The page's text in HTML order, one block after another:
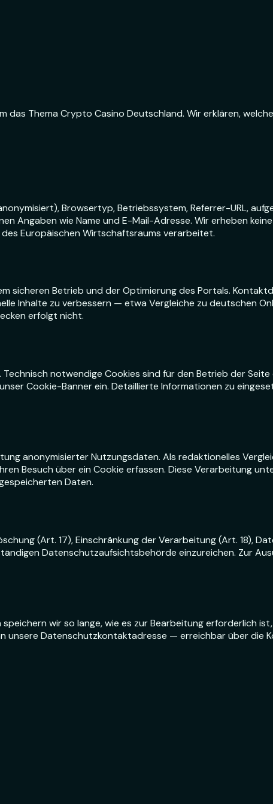
Thema Crypto Casino Deutschland. Wir erklären,
Browsertyp, Betriebssystem, Referrer-URL,
Angaben wie Name und E-Mail-Adresse. Wir erheben
Europäischen Wirtschaftsraums verarbeitet.
sicheren Betrieb und der Optimierung des Portals.
Inhalte zu verbessern — etwa Vergleiche zu deutschen
erfolgt nicht.
notwendige Cookies sind für den Betrieb der
Cookie-Banner ein. Detaillierte Informationen zu
anonymisierter Nutzungsdaten. Als redaktionelles
Besuch über ein Cookie erfassen. Diese Verarbeitung
Daten.
(Art. 17), Einschränkung der Verarbeitung (Art. 18),
Datenschutzaufsichtsbehörde einzureichen. Zur
wir so lange, wie es zur Bearbeitung erforderlich ist,
unsere Datenschutzkontaktadresse — erreichbar über die